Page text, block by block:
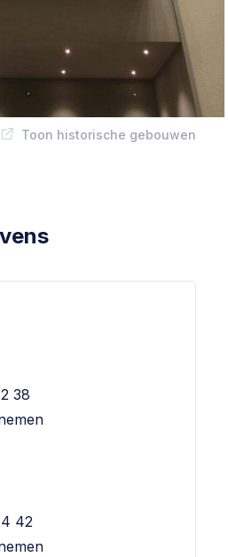
Toon historische gebouwen
38
42